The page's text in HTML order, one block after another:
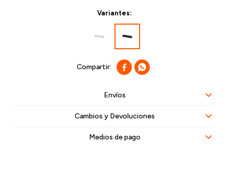
Variantes:
 
Envíos
Cambios y Devoluciones
Medios de pago